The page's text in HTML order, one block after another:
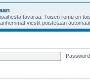
tavaraa. Toisen romu on
viestit poistetaan